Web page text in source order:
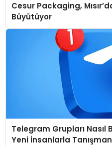
Cesur Packaging,
Büyütüyor
Telegram Grupları Nasıl
Yeni İnsanlarla